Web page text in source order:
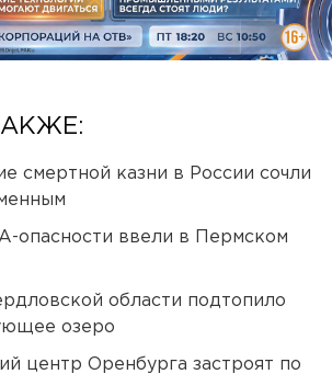
смертной казни в России сочли
опасности ввели в Пермском
области подтопило
озеро
центр Оренбурга застроят по